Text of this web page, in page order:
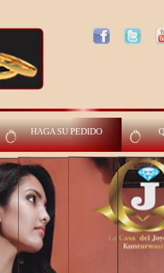
HAGA SU PEDIDO